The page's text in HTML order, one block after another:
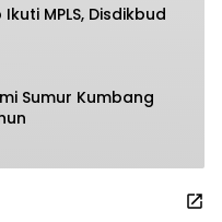
Disdikbud
Sumur Kumbang